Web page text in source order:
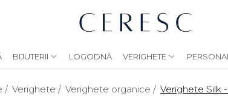
BIJUTERII LOGODNĂ VERIGHETE
/ Verighete / Verighete organice / Verighete Silk